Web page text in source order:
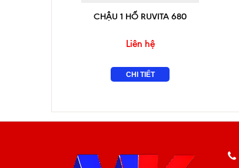
CHẬU 1 HỐ RUVITA 680
Liên hệ
CHI TIẾT